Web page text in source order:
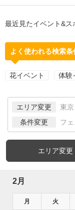
最近見たイベント&ス
よく使われる検索条
花イベント 体験
エリア変更 東
条件変更 フ
エリア変更
2月
月 火